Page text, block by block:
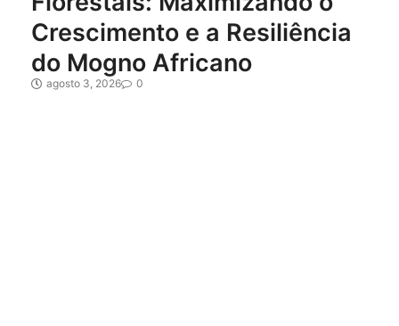
Crescimento e a Resiliência
do Mogno Africano
agosto 3, 2026 0